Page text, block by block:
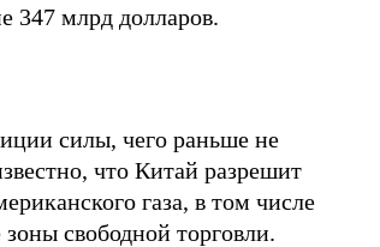
347 млрд долларов.
силы, чего раньше не
что Китай разрешит
газа, в том числе
свободной торговли.